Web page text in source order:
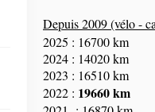
Depuis 2009 (vélo -
2025 : 16700 km
2024 : 14020 km
2023 : 16510 km
2022 : 19660 km